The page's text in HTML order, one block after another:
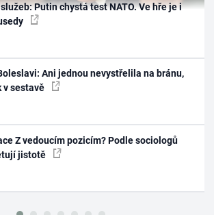
Putin chystá test NATO. Ve hře je i
Ani jednou nevystřelila na bránu,
v sestavě
Z vedoucím pozicím? Podle sociologů
jistotě